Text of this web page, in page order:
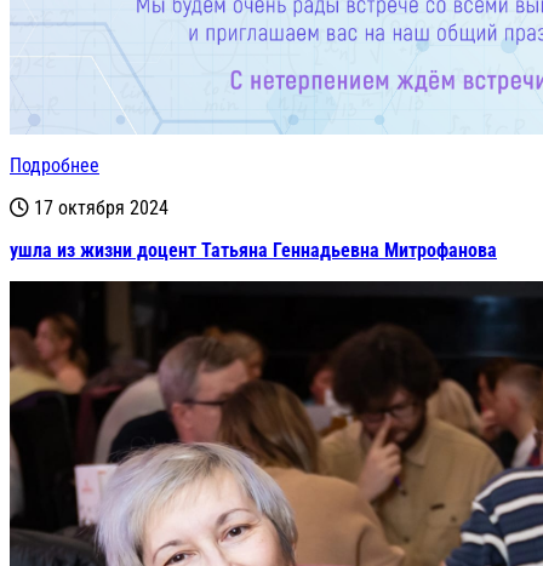
Подробнее
17 октября 2024
ушла из жизни доцент Татьяна Геннадьевна Митрофанова